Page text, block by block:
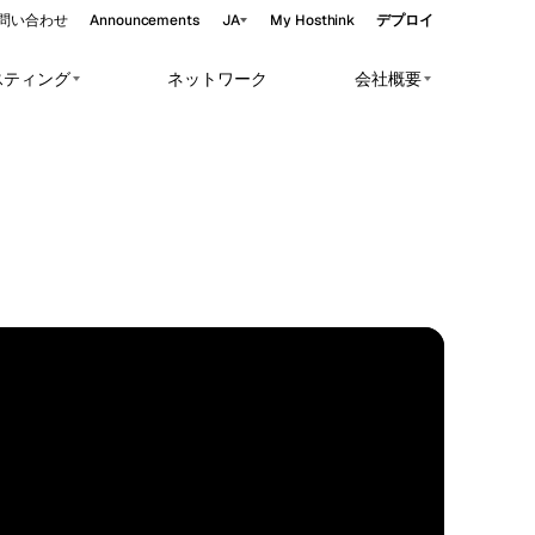
い合わせ Announcements JA My Hosthink デプロイ
Kyiv ウクライナ
ィング ネットワーク 会社概要